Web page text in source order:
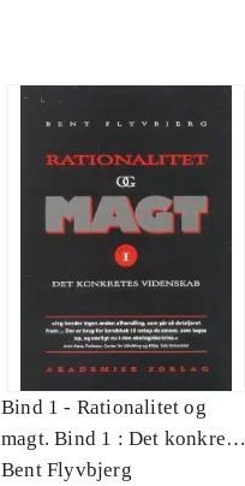
Bind 1 - Rationalitet og
magt. Bind 1 : Det konkretes
videnskab
Bent Flyvbjerg